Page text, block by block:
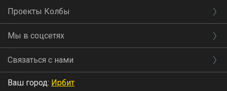
Проекты Колбы
Мы в соцсетях
Связаться с нами
Ваш город: Ирбит